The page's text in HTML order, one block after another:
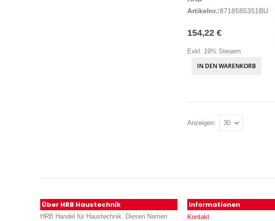
Artikelnr.:8718585351BU
154,22 €
Exkl. 19% Steuern
IN DEN WARENKORB
Anzeigen
Über HRB Haustechnik
HRB Handel für Haustechnik. Diesen Namen
Informationen
Kontakt